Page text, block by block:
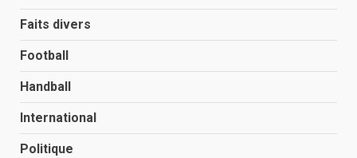
Faits divers
Football
Handball
International
Politique